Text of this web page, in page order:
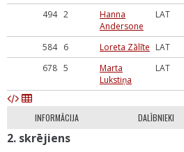
494 2
Hanna
Andersone
LAT
584 6 Loreta Zālīte LAT
678 5
Marta
Lukstiņa
LAT
INFORMĀCIJA DALĪBNIEKI
2. skrējiens